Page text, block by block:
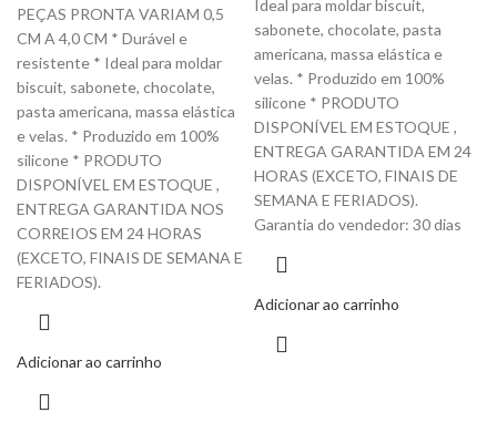
PEÇAS PRONTA VARIAM 0,5
CM A 4,0 CM * Durável e
resistente * Ideal para moldar
biscuit, sabonete, chocolate,
pasta americana, massa elástica
e velas. * Produzido em 100%
silicone * PRODUTO
DISPONÍVEL EM ESTOQUE ,
ENTREGA GARANTIDA NOS
CORREIOS EM 24 HORAS
(EXCETO, FINAIS DE SEMANA E
FERIADOS).
Adicionar ao carrinho
Ideal para moldar biscuit,
sabonete, chocolate, pasta
americana, massa elástica e
velas. * Produzido em 100%
silicone * PRODUTO
DISPONÍVEL EM ESTOQUE ,
ENTREGA GARANTIDA EM 24
HORAS (EXCETO, FINAIS DE
SEMANA E FERIADOS).
Garantia do vendedor: 30 dias
Adicionar ao carrinho